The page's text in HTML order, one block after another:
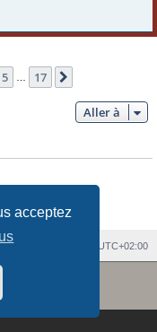
acceptez
5 17
Aller à
UTC+02:00
© phpBB Limited